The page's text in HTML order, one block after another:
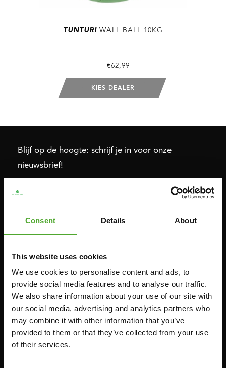
Consent Details About
This website uses cookies
We use cookies to personalise content and ads, to
provide social media features and to analyse our traffic.
We also share information about your use of our site with
our social media, advertising and analytics partners who
may combine it with other information that you’ve
provided to them or that they’ve collected from your use
of their services.
TUNTURI WALL BALL 10KG
€62,99
KIES DEALER
Blijf op de hoogte: schrijf je in voor onze
nieuwsbrief!
Cardio
HOMETRAINERS
CROSSTRAINERS
SPRINTER BIKES
ROEITRAINERS
POWER TOWERS
VLAKKE BANKEN
KRACHT STATIONS
SMITH MACHINES
PULLEY STATIONS
VERSTELBARE BANKEN
RACKS